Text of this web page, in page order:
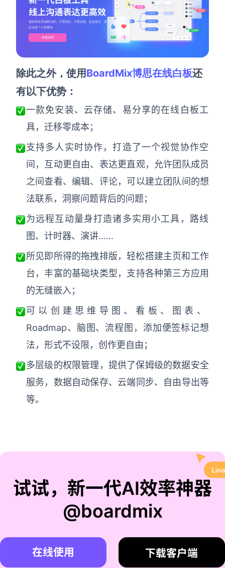
除此之外，使用BoardMix博思在线白板还
有以下优势：
一款免安装、云存储、易分享的在线白板工
具，迁移零成本；
支持多人实时协作，打造了一个视觉协作空
间，互动更自由、表达更直观，允许团队成员
之间查看、编辑、评论，可以建立团队间的想
法联系，洞察问题背后的问题；
为远程互动量身打造诸多实用小工具，路线
图、计时器、演讲……
所见即所得的拖拽排版，轻松搭建主页和工作
台，丰富的基础块类型，支持各种第三方应用
的无缝嵌入；
可以创建思维导图、看板、图表、
Roadmap、脑图、流程图，添加便签标记想
法，形式不设限，创作更自由；
多层级的权限管理，提供了保姆级的数据安全
服务，数据自动保存、云端同步、自由导出等
等。
试试，新一代AI效率神器
@boardmix
在线使用 下载客户端